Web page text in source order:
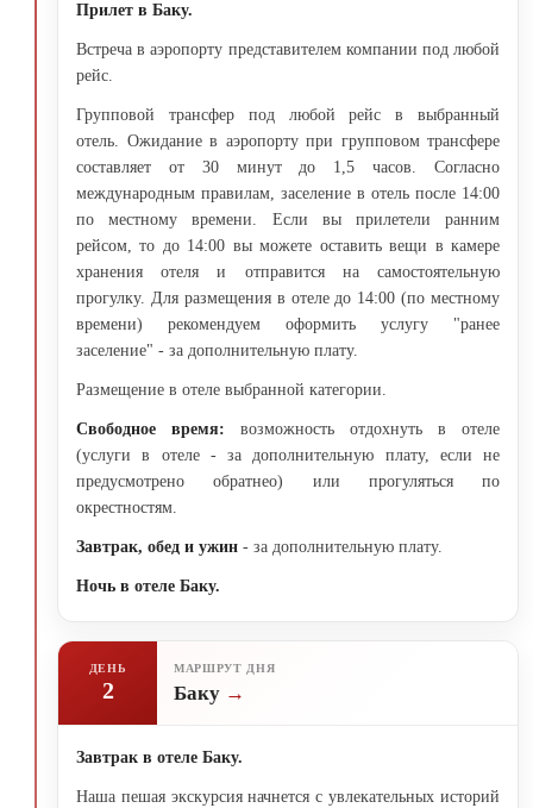
Прилет в Баку.
Встреча в аэропорту представителем компании под любой
рейс.
Групповой трансфер под любой рейс в выбранный
отель. Ожидание в аэропорту при групповом трансфере
составляет от 30 минут до 1,5 часов. Согласно
международным правилам, заселение в отель после 14:00
по местному времени. Если вы прилетели ранним
рейсом, то до 14:00 вы можете оставить вещи в камере
хранения отеля и отправится на самостоятельную
прогулку. Для размещения в отеле до 14:00 (по местному
времени) рекомендуем оформить услугу "ранее
заселение" - за дополнительную плату.
Размещение в отеле выбранной категории.
Свободное время: возможность отдохнуть в отеле
(услуги в отеле - за дополнительную плату, если не
предусмотрено обратнео) или прогуляться по
окрестностям.
Завтрак, обед и ужин - за дополнительную плату.
Ночь в отеле Баку.
ДЕНЬ
2
МАРШРУТ ДНЯ
Баку
Завтрак в отеле Баку.
Наша пешая экскурсия начнется с увлекательных историй